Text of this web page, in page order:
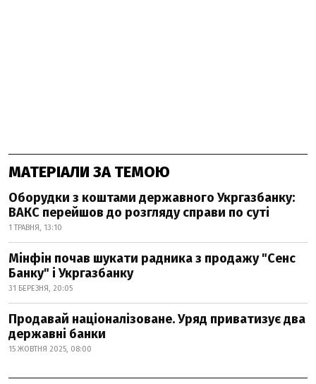
МАТЕРІАЛИ ЗА ТЕМОЮ
Оборудки з коштами державного Укргазбанку:
ВАКС перейшов до розгляду справи по суті
1 ТРАВНЯ, 13:10
Мінфін почав шукати радника з продажу "Сенс
Банку" і Укргазбанку
31 БЕРЕЗНЯ, 20:05
Продавай націоналізоване. Уряд приватизує два
державні банки
15 ЖОВТНЯ 2025, 08:00